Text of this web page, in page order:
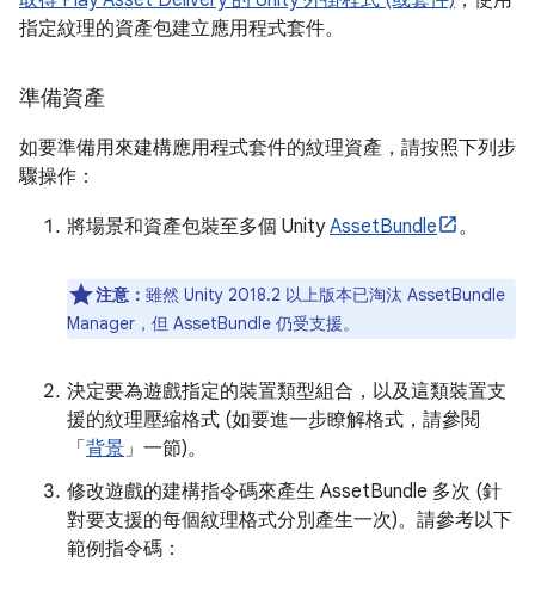
指定紋理的資產包建立應用程式套件。
準備資產
如要準備用來建構應用程式套件的紋理資產，請按照下列步
驟操作：
將場景和資產包裝至多個 UnityAssetBundle 。
注意： 雖然 Unity 2018.2 以上版本已淘汰 AssetBundle
Manager，但 AssetBundle 仍受支援。
決定要為遊戲指定的裝置類型組合，以及這類裝置支
援的紋理壓縮格式 (如要進一步瞭解格式，請參閱
「 背景」一節)。
修改遊戲的建構指令碼來產生 AssetBundle 多次 (針
對要支援的每個紋理格式分別產生一次)。請參考以下
範例指令碼：